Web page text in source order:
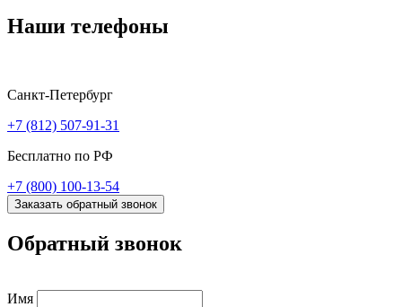
Наши телефоны
Санкт-Петербург
+7 (812) 507-91-31
Бесплатно по РФ
+7 (800) 100-13-54
Заказать обратный звонок
Обратный звонок
Имя